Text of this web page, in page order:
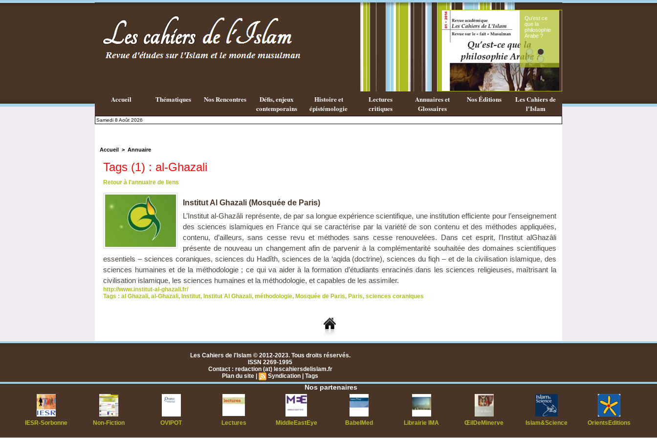
Islamique ?
Qu'est ce
que la
philosophie
Arabe ?
Accueil Thématiques Nos Rencontres
Défis, enjeux
contemporains
Histoire et
épistémologie
Lectures
critiques
Annuaires et
Glossaires
Nos Éditions
Les Cahiers de
l'Islam
Samedi 8 Août 2026
Accueil > Annuaire
Tags (1) : al-Ghazali
Retour à l'annuaire de liens
Institut Al Ghazali (Mosquée de Paris)
L’Institut al-Ghazâli représente, de par sa longue expérience scientifique, une institution efficiente pour l’enseignement
des sciences islamiques en France qui se caractérise par la variété de son contenu et des méthodes appliquées,
contenu, d’ailleurs, sans cesse revu et méthodes sans cesse renouvelées. Dans cet esprit, l’Institut alGhazâli
présente de nouveau un changement afin de parvenir à la complémentarité souhaitée des domaines scientifiques
essentiels – sciences coraniques, sciences du Hadîth, sciences de la ‘aqida (doctrine), sciences du fiqh – et de la civilisation islamique, des
sciences humaines et de la méthodologie ; ce qui va aider à la formation d’étudiants enracinés dans les sciences religieuses, maîtrisant la
civilisation islamique, les sciences humaines et la méthodologie, et capables de les assimiler.
http://www.institut-al-ghazali.fr/
Tags : al Ghazali, al-Ghazali, Institut, Institut Al Ghazali, méthodologie, Mosquée de Paris, Paris, sciences coraniques
Les Cahiers de l'Islam © 2012-2023. Tous droits réservés.
ISSN 2269-1995
Contact : redaction (at) lescahiersdelislam.fr
Plan du site
Syndication Tags
Nos partenaires
IESR-Sorbonne Non-Fiction OVIPOT Lectures MiddleEastEye BabelMed Librairie IMA ŒilDeMinerve Islam&Science OrientsEditions